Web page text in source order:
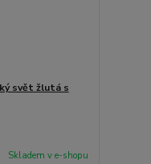
svět žlutá s
Skladem v e-shopu